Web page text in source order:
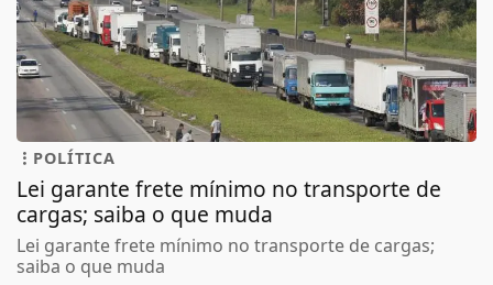
POLÍTICA
Lei garante frete mínimo no transporte de
cargas; saiba o que muda
Lei garante frete mínimo no transporte de cargas;
saiba o que muda